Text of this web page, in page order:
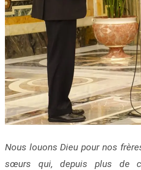
Nous louons Dieu pour nos
sœurs qui, depuis plus de